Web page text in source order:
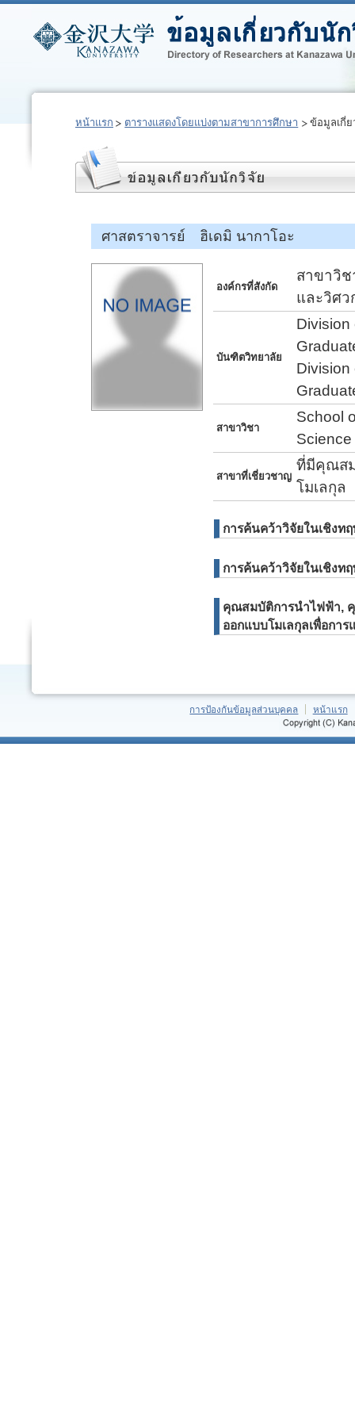
หน้าแรก ตารางแสดงโดยแบ่งตามสาขาการศึกษา ข้อมูลเกี่
ศาสตราจารย์ ฮิเดมิ นากาโอะ
องค์กรที่สังกัด
สาขาวิ
และวิศว
บันฑิตวิทยาลัย
Division
Division
สาขาวิชา
School
สาขาที่เชี่ยวชาญ
ที่มีคุณสม
โมเลกุล
การค้นคว้าวิจัยในเชิง
การค้นคว้าวิจัยในเชิงท
คุณสมบัติการนำไฟฟ้า,
ออกแบบโมเลกุลเพื่อกา
การป้องกันข้อมูลส่วนบุคคล หน้าแรก